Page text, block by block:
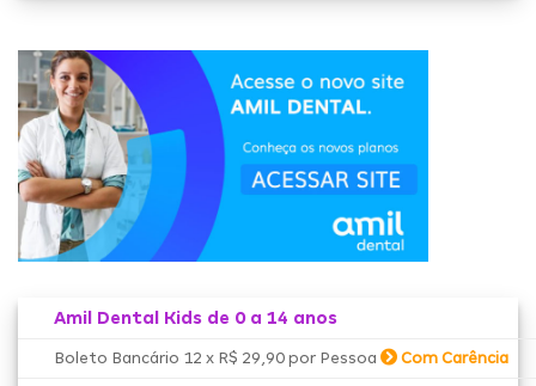
Amil Dental Kids de 0 a 14 anos
Boleto Bancário 12 x R$ 29,90 por Pessoa Com Carência